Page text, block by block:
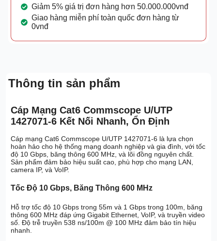
Giảm 5% giá trị đơn hàng hơn 50.000.000vnđ
Giao hàng miễn phí toàn quốc đơn hàng từ
0vnđ
Thông tin sản phẩm
Cáp Mạng Cat6 Commscope U/UTP
1427071-6 Kết Nối Nhanh, Ổn Định
Cáp mạng Cat6 Commscope U/UTP 1427071-6 là lựa chọn
hoàn hảo cho hệ thống mạng doanh nghiệp và gia đình, với tốc
độ 10 Gbps, băng thông 600 MHz, và lõi đồng nguyên chất.
Sản phẩm đảm bảo hiệu suất cao, phù hợp cho mạng LAN,
camera IP, và VoIP.
Tốc Độ 10 Gbps, Băng Thông 600 MHz
Hỗ trợ tốc độ 10 Gbps trong 55m và 1 Gbps trong 100m, băng
thông 600 MHz đáp ứng Gigabit Ethernet, VoIP, và truyền video
số. Độ trễ truyền 538 ns/100m @ 100 MHz đảm bảo tín hiệu
nhanh.